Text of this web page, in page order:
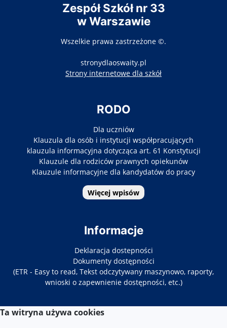
Zespół Szkół nr 33
w Warszawie
Wszelkie prawa zastrzeżone ©.
stronydlaoswaity.pl
Strony internetowe dla szkółotwiera się w
RODO
Dla uczniów
Klauzula dla osób i instytucji współpracujących
klauzula informacyjna dotycząca art. 61 Konstytucji
Klauzule dla rodziców prawnych opiekunów
Klauzule informacyjne dla kandydatów do pracy
Więcej wpisów
Informacje
Deklaracja dostepności
Dokumenty dostępności
(ETR - Easy to read, Tekst odczytywany maszynowo, raporty,
wnioski o zapewnienie dostępności, etc.)
Kontakt
Ta witryna używa cookies